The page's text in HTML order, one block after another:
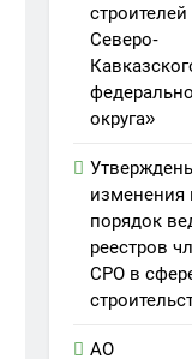
строителей
Северо-
округа»
изменения
порядок
реестров
СРО в
АО